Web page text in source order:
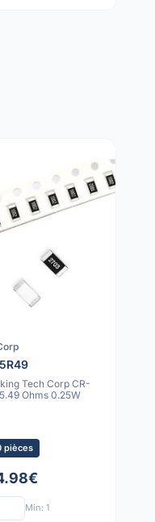
Tech Corp CR-
Ohms 0.25W
pièces
Min: 1